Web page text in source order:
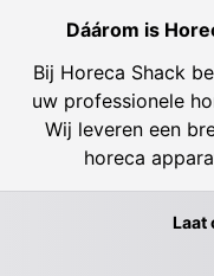
Dáárom is
Bij Horeca Shack
uw professionele
Wij leveren een
horeca
Laat